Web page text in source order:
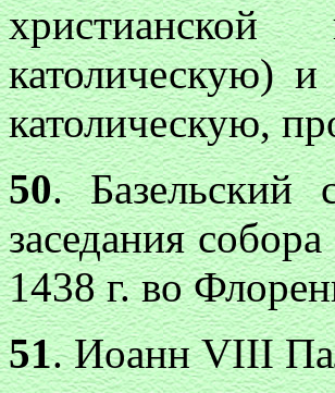
католическую)
католическую,
50.
заседания
1438 г. во
51. Иоанн VIII